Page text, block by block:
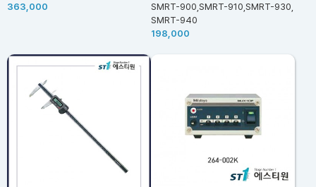
363,000
SMRT-900,SMRT-910,SMRT-930,
SMRT-940
198,000